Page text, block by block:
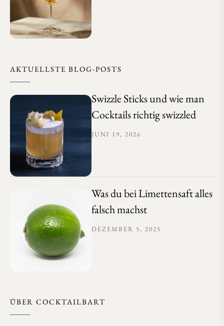
AKTUELLSTE BLOG-POSTS
Swizzle Sticks und wie man
Cocktails richtig swizzled
JUNI 19, 2026
Was du bei Limettensaft alles
falsch machst
DEZEMBER 5, 2025
ÜBER COCKTAILBART